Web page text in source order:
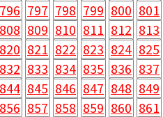
796 797 798 799 800 801
808 809 810 811 812 813
820 821 822 823 824 825
832 833 834 835 836 837
844 845 846 847 848 849
856 857 858 859 860 861